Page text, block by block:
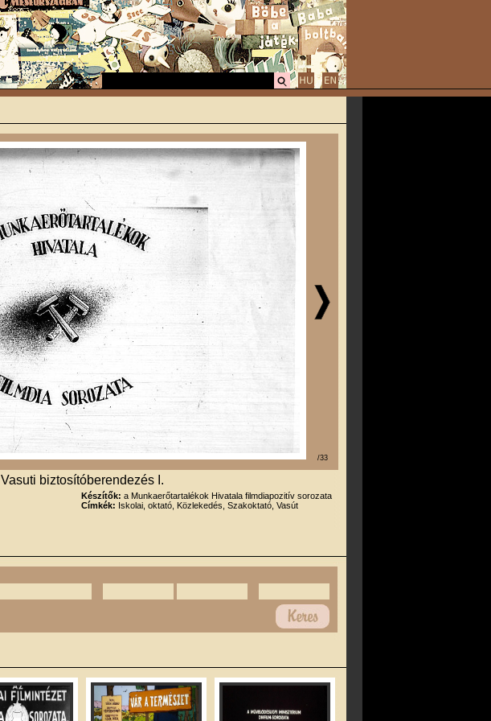
/33
Vasuti biztosítóberendezés I.
Készítők: a Munkaerőtartalékok Hivatala filmdiapozitív sorozata
Címkék: Iskolai, oktató, Közlekedés, Szakoktató, Vasút